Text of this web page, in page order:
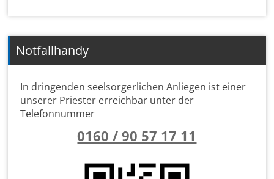
Notfallhandy
In dringenden seelsorgerlichen Anliegen ist einer
unserer Priester erreichbar unter der
Telefonnummer
0160 / 90 57 17 11